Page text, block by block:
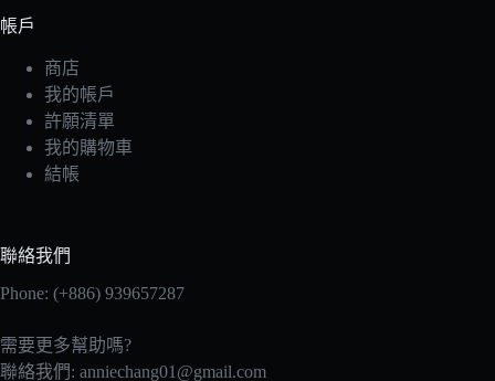
帳戶
商店
我的帳戶
許願清單
我的購物車
結帳
聯絡我們
Phone: (+886) 939657287
需要更多幫助嗎?
聯絡我們: anniechang01@gmail.com